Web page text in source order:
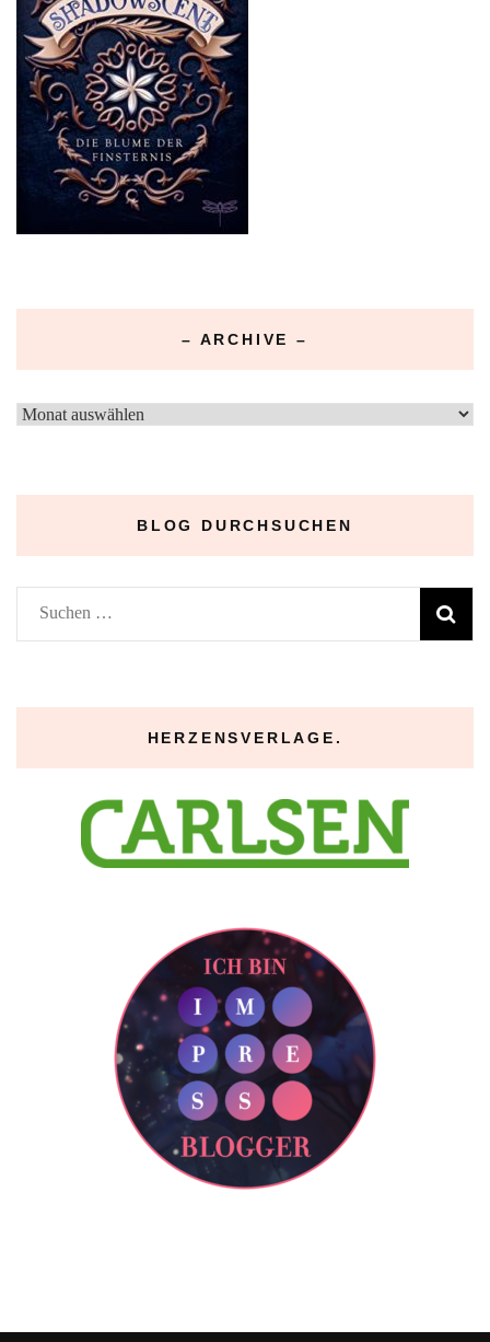
– ARCHIVE –
–
BLOG DURCHSUCHEN
Suchen
nach:
HERZENSVERLAGE.